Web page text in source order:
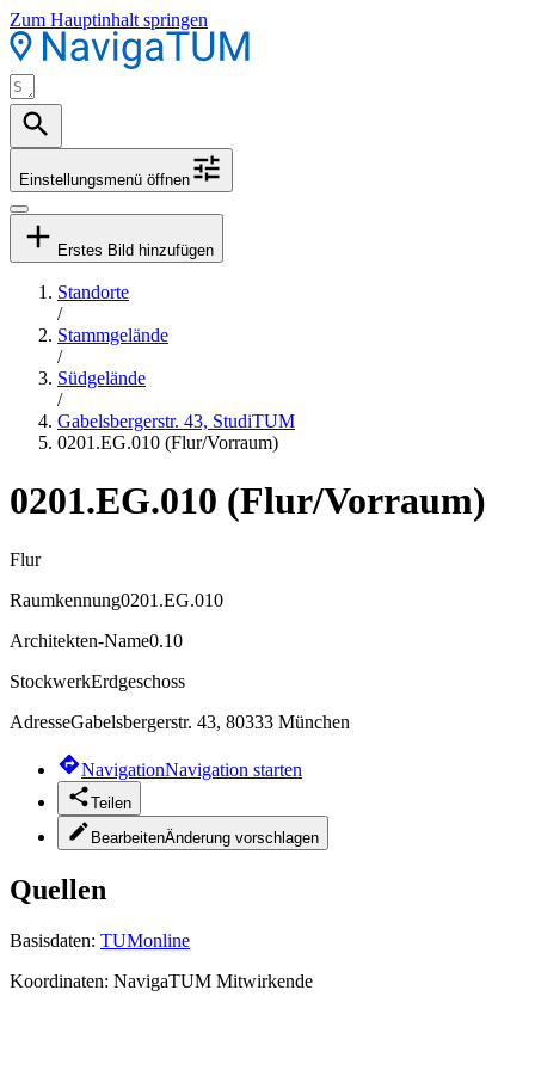
Zum Hauptinhalt springen
Einstellungsmenü öffnen
Erstes Bild hinzufügen
Standorte
/
Stammgelände
/
Südgelände
/
Gabelsbergerstr. 43, StudiTUM
0201.EG.010 (Flur/Vorraum)
0201.EG.010 (Flur/Vorraum)
Flur
Raumkennung0201.EG.010
Architekten-Name0.10
StockwerkErdgeschoss
AdresseGabelsbergerstr. 43, 80333 München
NavigationNavigation starten
Teilen
BearbeitenÄnderung vorschlagen
Quellen
Basisdaten: TUMonline
Koordinaten: NavigaTUM Mitwirkende